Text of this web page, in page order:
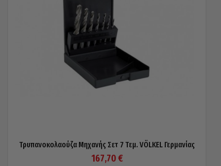
Τρυπανοκολαούζα Μηχανής Σετ 7 Τεμ. VÖLKEL Γερμανίας
167,70 €